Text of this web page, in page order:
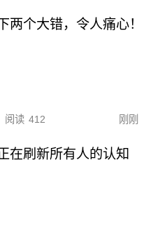
两个大错，令人痛心！
阅读 412 刚刚
在刷新所有人的认知